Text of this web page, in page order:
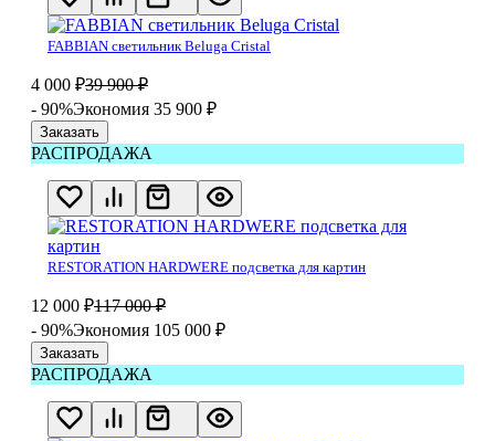
FABBIAN светильник Beluga Cristal
4 000 ₽39 900 ₽
- 90%Экономия 35 900 ₽
Заказать
РАСПРОДАЖА
RESTORATION HARDWERE подсветка для картин
12 000 ₽117 000 ₽
- 90%Экономия 105 000 ₽
Заказать
РАСПРОДАЖА